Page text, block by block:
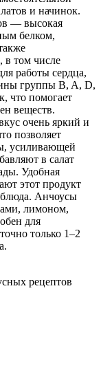
и начинок.
— высокая
белком,
том числе
работы сердца,
группы B, A, D,
что помогает
веществ.
очень яркий и
позволяет
усиливающей
в салат
Удобная
этот продукт
Анчоусы
лимоном,
для
только 1–2
рецептов